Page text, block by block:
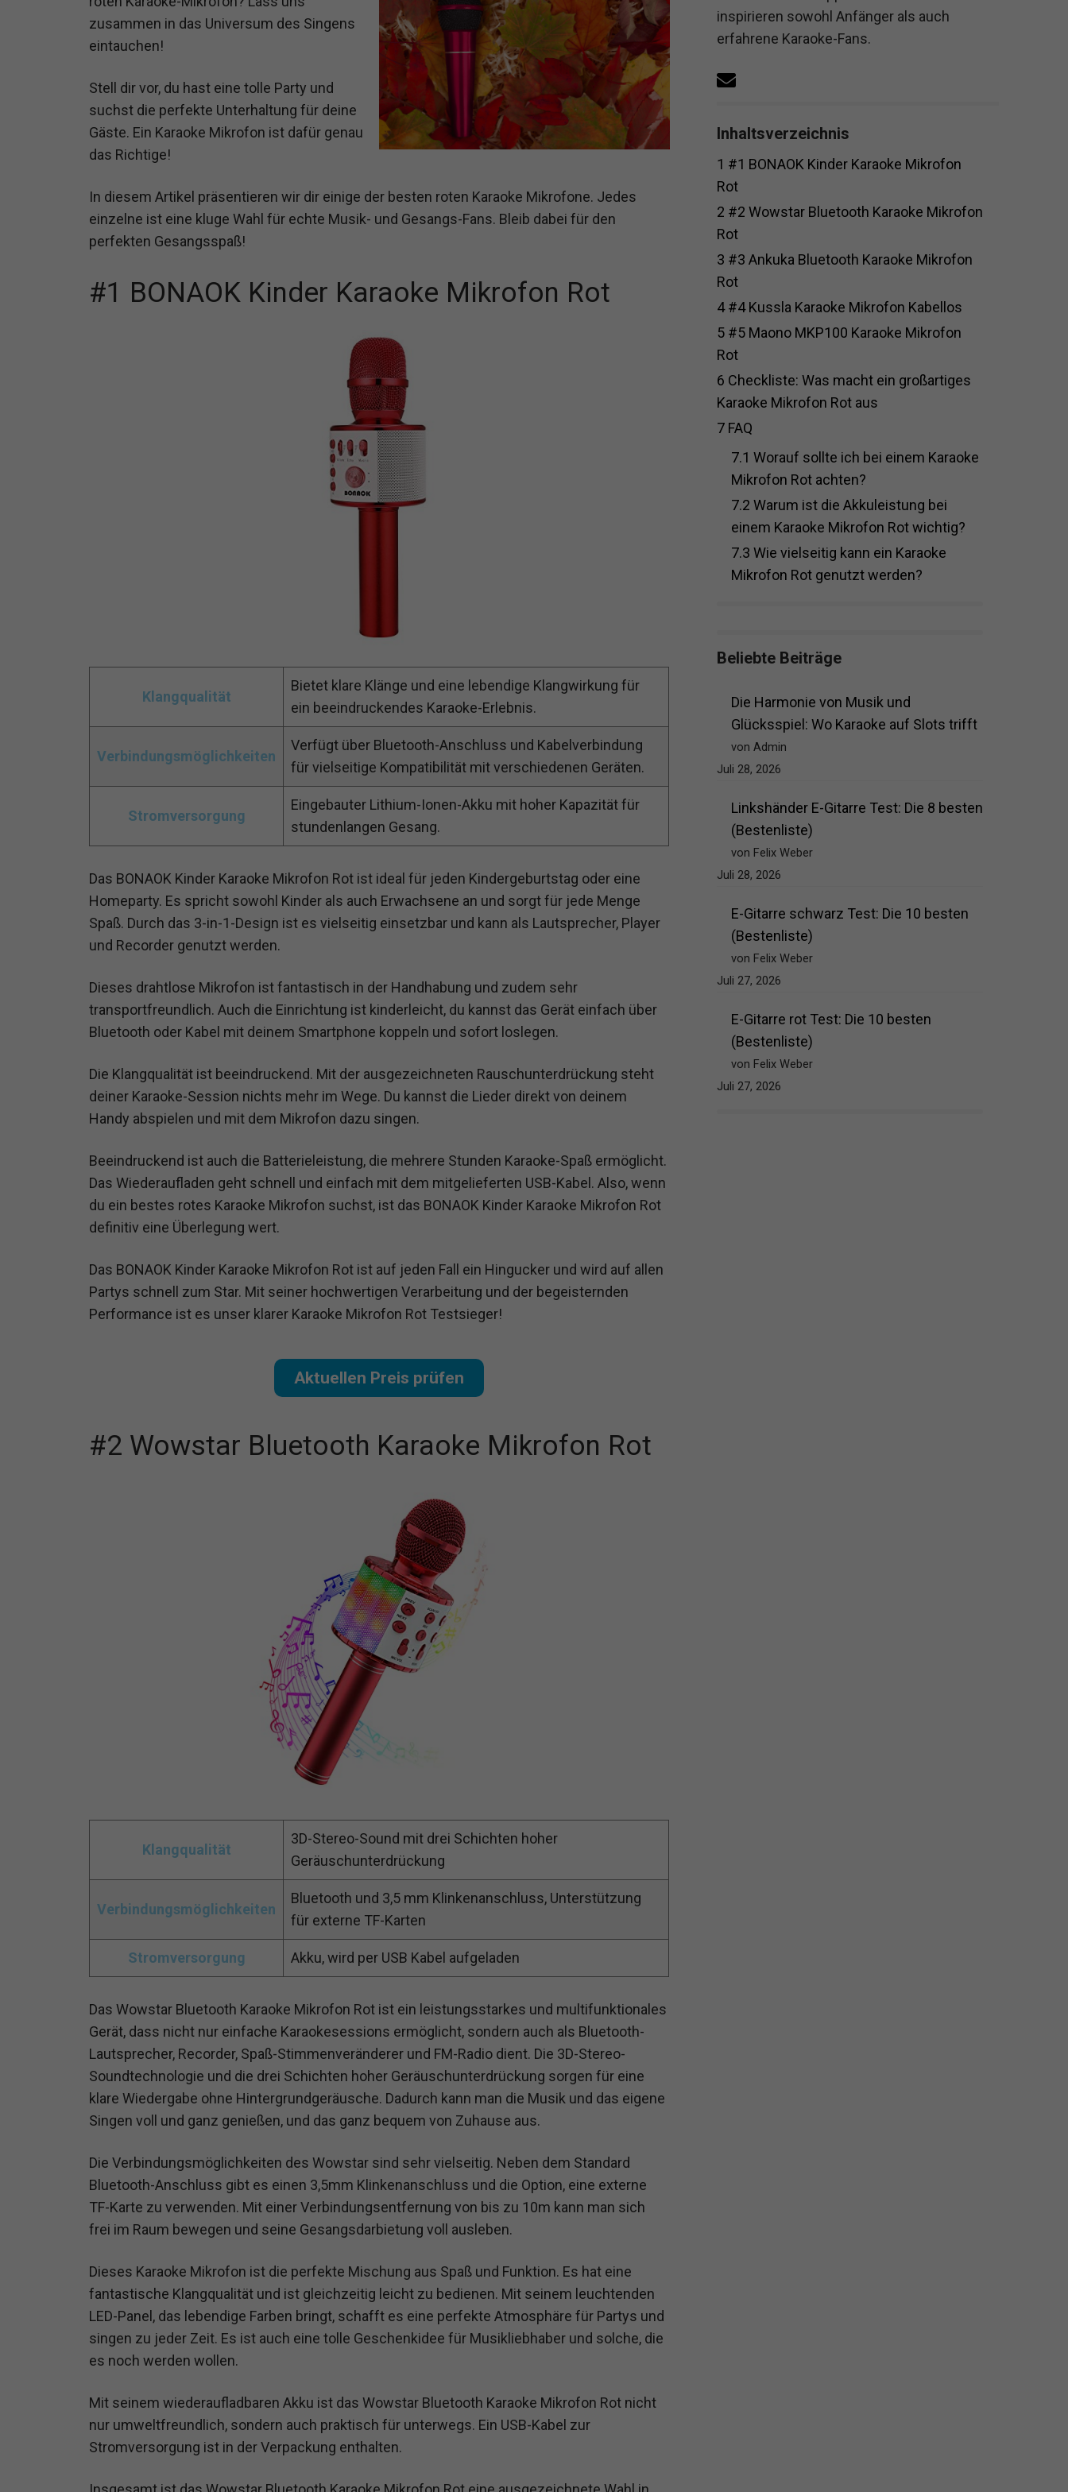
zusammen in das Universum des Singens
eintauchen!
Stell dir vor, du hast eine tolle Party und
suchst die perfekte Unterhaltung für deine
Gäste. Ein Karaoke Mikrofon ist dafür genau
das Richtige!
In diesem Artikel präsentieren wir dir einige der besten roten Karaoke Mikrofone. Jedes
einzelne ist eine kluge Wahl für echte Musik- und Gesangs-Fans. Bleib dabei für den
perfekten Gesangsspaß!
#1 BONAOK Kinder Karaoke Mikrofon Rot
Klangqualität
Bietet klare Klänge und eine lebendige Klangwirkung für
ein beeindruckendes Karaoke-Erlebnis.
Verbindungsmöglichkeiten
Verfügt über Bluetooth-Anschluss und Kabelverbindung
für vielseitige Kompatibilität mit verschiedenen Geräten.
Stromversorgung
Eingebauter Lithium-Ionen-Akku mit hoher Kapazität für
stundenlangen Gesang.
Das BONAOK Kinder Karaoke Mikrofon Rot ist ideal für jeden Kindergeburtstag oder eine
Homeparty. Es spricht sowohl Kinder als auch Erwachsene an und sorgt für jede Menge
Spaß. Durch das 3-in-1-Design ist es vielseitig einsetzbar und kann als Lautsprecher, Player
und Recorder genutzt werden.
Dieses drahtlose Mikrofon ist fantastisch in der Handhabung und zudem sehr
transportfreundlich. Auch die Einrichtung ist kinderleicht, du kannst das Gerät einfach über
Bluetooth oder Kabel mit deinem Smartphone koppeln und sofort loslegen.
Die Klangqualität ist beeindruckend. Mit der ausgezeichneten Rauschunterdrückung steht
deiner Karaoke-Session nichts mehr im Wege. Du kannst die Lieder direkt von deinem
Handy abspielen und mit dem Mikrofon dazu singen.
Beeindruckend ist auch die Batterieleistung, die mehrere Stunden Karaoke-Spaß ermöglicht.
Das Wiederaufladen geht schnell und einfach mit dem mitgelieferten USB-Kabel. Also, wenn
du ein bestes rotes Karaoke Mikrofon suchst, ist das BONAOK Kinder Karaoke Mikrofon Rot
definitiv eine Überlegung wert.
Das BONAOK Kinder Karaoke Mikrofon Rot ist auf jeden Fall ein Hingucker und wird auf allen
Partys schnell zum Star. Mit seiner hochwertigen Verarbeitung und der begeisternden
Performance ist es unser klarer Karaoke Mikrofon Rot Testsieger!
Aktuellen Preis prüfen
#2 Wowstar Bluetooth Karaoke Mikrofon Rot
Klangqualität
3D-Stereo-Sound mit drei Schichten hoher
Geräuschunterdrückung
Verbindungsmöglichkeiten
Bluetooth und 3,5 mm Klinkenanschluss, Unterstützung
für externe TF-Karten
Stromversorgung Akku, wird per USB Kabel aufgeladen
Das Wowstar Bluetooth Karaoke Mikrofon Rot ist ein leistungsstarkes und multifunktionales
Gerät, dass nicht nur einfache Karaokesessions ermöglicht, sondern auch als Bluetooth-
Lautsprecher, Recorder, Spaß-Stimmenveränderer und FM-Radio dient. Die 3D-Stereo-
Soundtechnologie und die drei Schichten hoher Geräuschunterdrückung sorgen für eine
klare Wiedergabe ohne Hintergrundgeräusche. Dadurch kann man die Musik und das eigene
Singen voll und ganz genießen, und das ganz bequem von Zuhause aus.
Die Verbindungsmöglichkeiten des Wowstar sind sehr vielseitig. Neben dem Standard
Bluetooth-Anschluss gibt es einen 3,5mm Klinkenanschluss und die Option, eine externe
TF-Karte zu verwenden. Mit einer Verbindungsentfernung von bis zu 10m kann man sich
frei im Raum bewegen und seine Gesangsdarbietung voll ausleben.
Dieses Karaoke Mikrofon ist die perfekte Mischung aus Spaß und Funktion. Es hat eine
fantastische Klangqualität und ist gleichzeitig leicht zu bedienen. Mit seinem leuchtenden
LED-Panel, das lebendige Farben bringt, schafft es eine perfekte Atmosphäre für Partys und
singen zu jeder Zeit. Es ist auch eine tolle Geschenkidee für Musikliebhaber und solche, die
es noch werden wollen.
Mit seinem wiederaufladbaren Akku ist das Wowstar Bluetooth Karaoke Mikrofon Rot nicht
nur umweltfreundlich, sondern auch praktisch für unterwegs. Ein USB-Kabel zur
Stromversorgung ist in der Verpackung enthalten.
inspirieren sowohl Anfänger als auch
erfahrene Karaoke-Fans.
Inhaltsverzeichnis
1 #1 BONAOK Kinder Karaoke Mikrofon
Rot
2 #2 Wowstar Bluetooth Karaoke Mikrofon
Rot
3 #3 Ankuka Bluetooth Karaoke Mikrofon
Rot
4#4 Kussla Karaoke Mikrofon Kabellos
5#5 Maono MKP100 Karaoke Mikrofon
Rot
6 Checkliste: Was macht ein großartiges
Karaoke Mikrofon Rot aus
7FAQ
7.1 Worauf sollte ich bei einem Karaoke
Mikrofon Rot achten?
7.2 Warum ist die Akkuleistung bei
einem Karaoke Mikrofon Rot wichtig?
7.3 Wie vielseitig kann ein Karaoke
Mikrofon Rot genutzt werden?
Beliebte Beiträge
Die Harmonie von Musik und
Glücksspiel: Wo Karaoke auf Slots trifft
von Admin
Juli 28, 2026
Linkshänder E-Gitarre Test: Die 8 besten
(Bestenliste)
von Felix Weber
Juli 28, 2026
E-Gitarre schwarz Test: Die 10 besten
(Bestenliste)
von Felix Weber
Juli 27, 2026
E-Gitarre rot Test: Die 10 besten
(Bestenliste)
von Felix Weber
Juli 27, 2026